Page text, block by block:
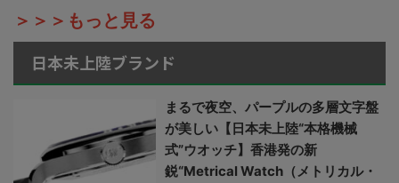
＞＞＞もっと見る
日本未上陸ブランド
まるで夜空、パープルの多層文字盤
が美しい【日本未上陸“本格機械
式”ウオッチ】香港発の新
鋭“Metrical Watch（メトリカル・